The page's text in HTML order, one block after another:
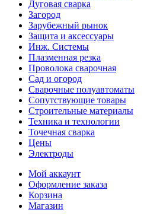
Дуговая сварка
Загород
Зарубежный рынок
Защита и аксессуары
Инж. Системы
Плазменная резка
Проволока сварочная
Сад и огород
Сварочные полуавтоматы
Сопутствующие товары
Строительные материалы
Техника и технологии
Точечная сварка
Цены
Электроды
Мой аккаунт
Оформление заказа
Корзина
Магазин